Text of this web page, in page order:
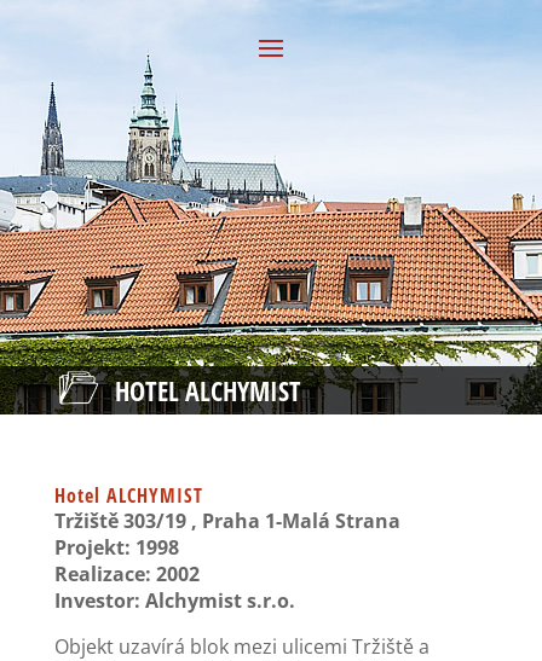
HOTEL ALCHYMIST
Hotel ALCHYMIST
Tržiště 303/19 , Praha 1-Malá Strana
Projekt: 1998
Realizace: 2002
Investor: Alchymist s.r.o.
Objekt uzavírá blok mezi ulicemi Tržiště a